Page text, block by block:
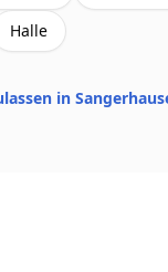
Halle
in